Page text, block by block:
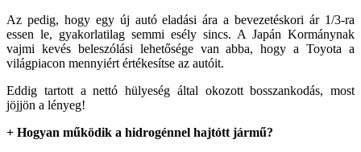
Az pedig, hogy egy új autó eladási ára a bevezetéskori ár 1/3-ra
essen le, gyakorlatilag semmi esély sincs. A Japán Kormánynak
vajmi kevés beleszólási lehetősége van abba, hogy a Toyota a
világpiacon mennyiért értékesítse az autóit.
Eddig tartott a nettó hülyeség által okozott bosszankodás, most
jöjjön a lényeg!
+ Hogyan működik a hidrogénnel hajtótt jármű?